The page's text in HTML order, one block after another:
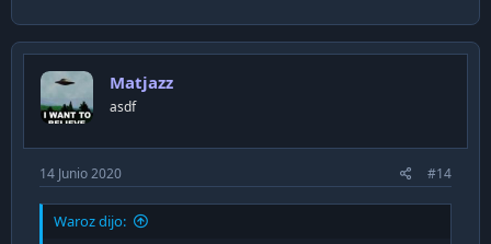
Matjazz
asdf
14 Junio 2020 #14
Waroz dijo: